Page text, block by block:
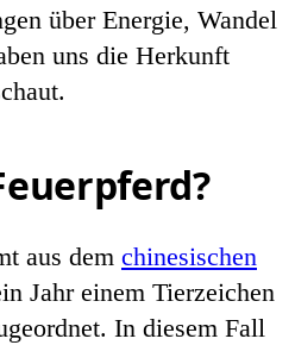
über Energie, Wandel
uns die Herkunft
aus dem chinesischen
Jahr einem Tierzeichen
In diesem Fall